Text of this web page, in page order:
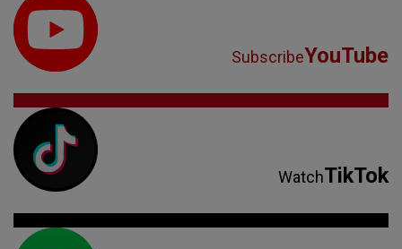
SubscribeYouTube
WatchTikTok